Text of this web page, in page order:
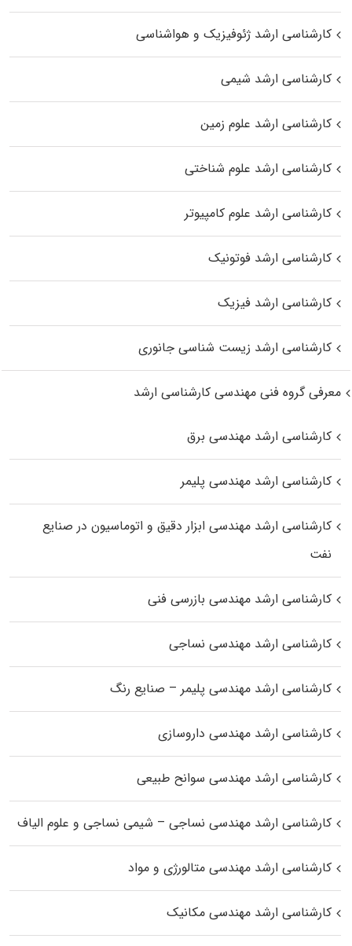
کارشناسی ارشد ژئوفیزیک و هواشناسی
کارشناسی ارشد شیمی
کارشناسی ارشد علوم زمین
کارشناسی ارشد علوم شناختی
کارشناسی ارشد علوم کامپیوتر
کارشناسی ارشد فوتونیک
کارشناسی ارشد فیزیک
کارشناسی ارشد زیست‌ شناسی جانوری
معرفی گروه فنی مهندسی کارشناسی ارشد
کارشناسی ارشد مهندسی برق
کارشناسی ارشد مهندسی پلیمر
کارشناسی ارشد مهندسی ابزار دقیق و اتوماسیون در صنایع
نفت
کارشناسی ارشد مهندسی بازرسی فنی
کارشناسی ارشد مهندسی نساجی
کارشناسی ارشد مهندسی پلیمر – صنایع رنگ
کارشناسی ارشد مهندسی داروسازی
کارشناسی ارشد مهندسی سوانح طبیعی
کارشناسی ارشد مهندسی نساجی – شیمی نساجی و علوم الیاف
کارشناسی ارشد مهندسی متالورژی و مواد
کارشناسی ارشد مهندسی مکانیک